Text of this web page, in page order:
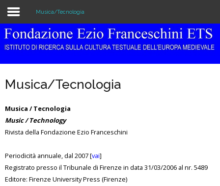
Home
Biblioteca e Archivio
Ricerca
Pubblicazioni
Formazione
Eventi
Musica/Tecnologia
Musica/Tecnologia
Musica / Tecnologia
Music / Technology
Rivista della Fondazione Ezio Franceschini
Periodicità annuale, dal 2007 [vai]
Registrato presso il Tribunale di Firenze in data 31/03/2006 al nr. 5489
Editore: Firenze University Press (Firenze)